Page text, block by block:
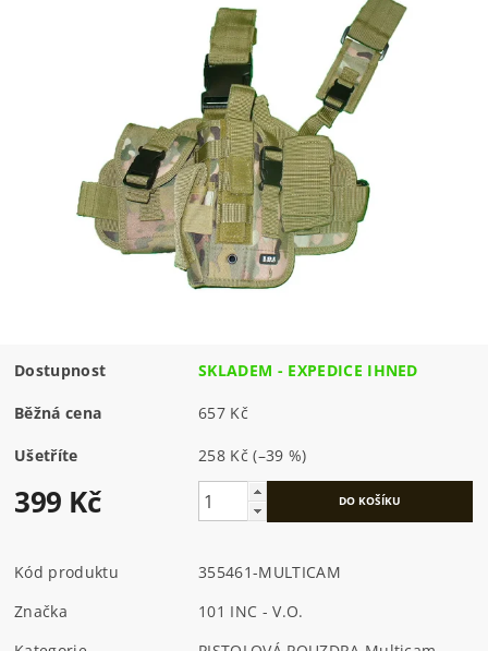
Dostupnost SKLADEM - EXPEDICE IHNED
Běžná cena 657 Kč
Ušetříte 258 Kč(–39 %)
399 Kč
Kód produktu
355461-MULTICAM
Značka
101 INC - V.O.